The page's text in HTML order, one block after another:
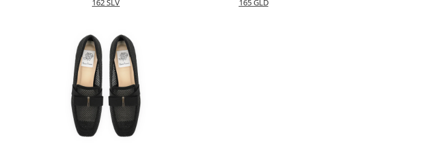
162 SLV 165 GLD